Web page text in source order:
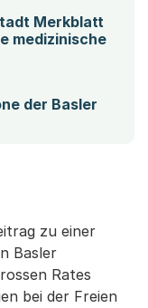
Merkblatt
medizinische
der Basler
zu einer
Basler
Rates
bei der Freien